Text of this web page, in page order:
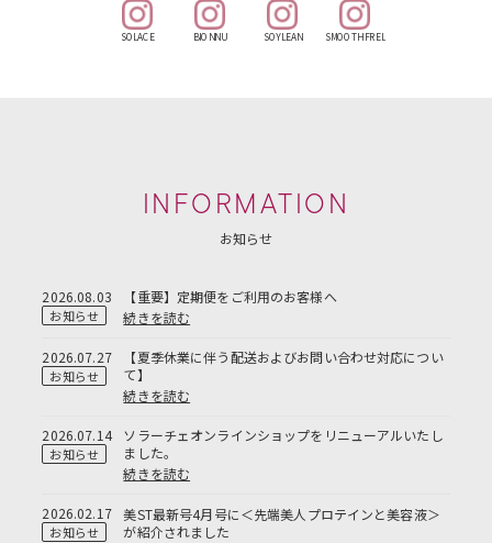
SOLACE BIONNU SOYLEAN SMOOTH FREL
INFORMATION
お知らせ
2026.08.03
お知らせ
【重要】定期便をご利用のお客様へ
続きを読む
2026.07.27
お知らせ
【夏季休業に伴う配送およびお問い合わせ対応につい
て】
続きを読む
2026.07.14
お知らせ
ソラーチェオンラインショップをリニューアルいたし
ました。
続きを読む
2026.02.17
お知らせ
美ST最新号4月号に＜先端美人プロテインと美容液＞
が紹介されました